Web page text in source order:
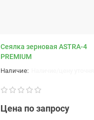
Cеялка зерновая ASTRA-4
PREMIUM
Цена по запросу